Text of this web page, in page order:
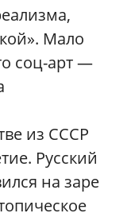
Мало
соц-арт —
из СССР
Русский
на заре